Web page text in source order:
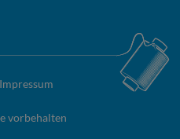
Impressum
vorbehalten